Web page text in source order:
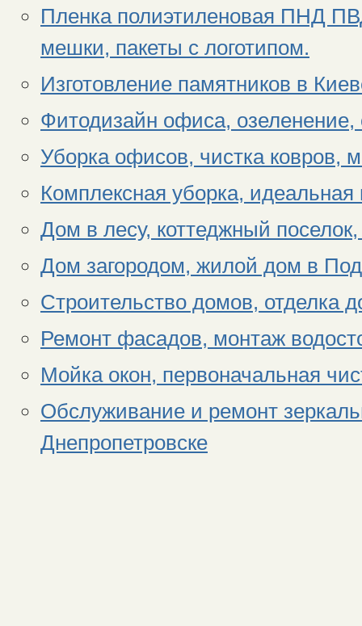
Пленка полиэтиленовая ПНД
мешки, пакеты с логотипом.
Изготовление памятников в
Фитодизайн офиса,
Уборка офисов, чистка ковров,
Комплексная уборка, идеальная
Дом в лесу, коттеджный
Дом загородом, жилой дом в
Строительство домов, отделка
Ремонт фасадов, монтаж
Мойка окон, первоначальная
Обслуживание и ремонт
Днепропетровске